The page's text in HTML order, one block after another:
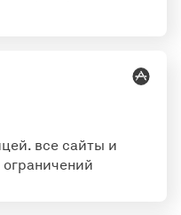
все сайты и